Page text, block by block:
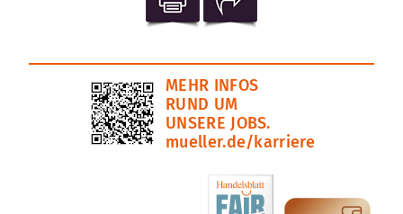
MEHR INFOS
RUND UM
UNSERE JOBS.
mueller.de/karriere